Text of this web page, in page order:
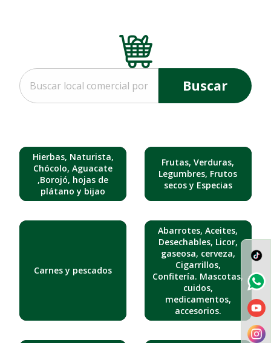
Buscar
Hierbas, Naturista,
Chócolo, Aguacate
,Borojó, hojas de
plátano y bijao
Frutas, Verduras,
Legumbres, Frutos
secos y Especias
Carnes y pescados
Abarrotes, Aceites,
Desechables, Licor,
gaseosa, cerveza,
Cigarrillos,
Confitería. Mascotas,
cuidos,
medicamentos,
accesorios.